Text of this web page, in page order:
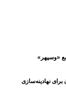
برای نهادینه‌سازی